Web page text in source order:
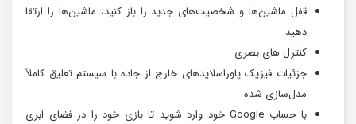
قفل ماشین‌ها و شخصیت‌های جدید را باز کنید، ماشین‌ها را ارتقا
دهید
کنترل های بصری
جزئیات فیزیک پاوراسلایدهای خارج از جاده با سیستم تعلیق کاملاً
مدل‌سازی شده
با حساب Google خود وارد شوید تا بازی خود را در فضای ابری